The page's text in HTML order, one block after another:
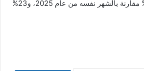
دينار، بارتفاع نسبته 7% مقارنة بالشهر نفسه من عام 2025، و23%